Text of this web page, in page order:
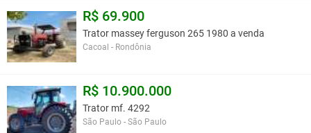
R$ 69.900
Trator massey ferguson 265 1980 a venda
Cacoal - Rondônia
R$ 10.900.000
Trator mf. 4292
São Paulo - São Paulo